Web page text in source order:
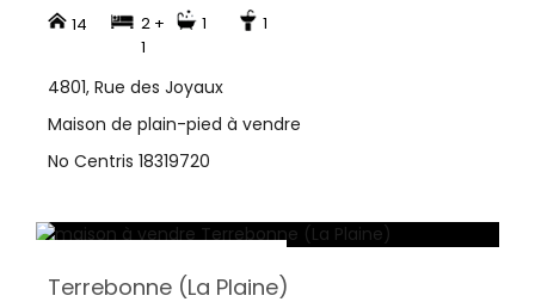
14
2 +
1
1 1
4801, Rue des Joyaux
Maison de plain-pied à vendre
No Centris 18319720
Terrebonne (La Plaine)